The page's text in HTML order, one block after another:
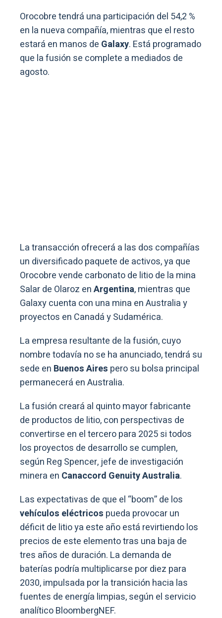
Orocobre tendrá una participación del 54,2 %
en la nueva compañía, mientras que el resto
estará en manos de Galaxy. Está programado
que la fusión se complete a mediados de
agosto.
La transacción ofrecerá a las dos compañías
un diversificado paquete de activos, ya que
Orocobre vende carbonato de litio de la mina
Salar de Olaroz enArgentina, mientras que
Galaxy cuenta con una mina en Australia y
proyectos en Canadá y Sudamérica.
La empresa resultante de la fusión, cuyo
nombre todavía no se ha anunciado, tendrá su
sede en Buenos Aires pero su bolsa principal
permanecerá en Australia.
La fusión creará al quinto mayor fabricante
de productos de litio, con perspectivas de
convertirse en el tercero para 2025 si todos
los proyectos de desarrollo se cumplen,
según Reg Spencer, jefe de investigación
minera en Canaccord Genuity Australia.
Las expectativas de que el “boom” de los
vehículos eléctricos pueda provocar un
déficit de litio ya este año está revirtiendo los
precios de este elemento tras una baja de
tres años de duración. La demanda de
baterías podría multiplicarse por diez para
2030, impulsada por la transición hacia las
fuentes de energía limpias, según el servicio
analítico BloombergNEF.